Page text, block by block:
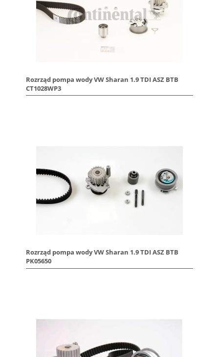
Rozrząd pompa wody VW Sharan 1.9 TDI ASZ BTB
CT1028WP3
Rozrząd pompa wody VW Sharan 1.9 TDI ASZ BTB
PK05650